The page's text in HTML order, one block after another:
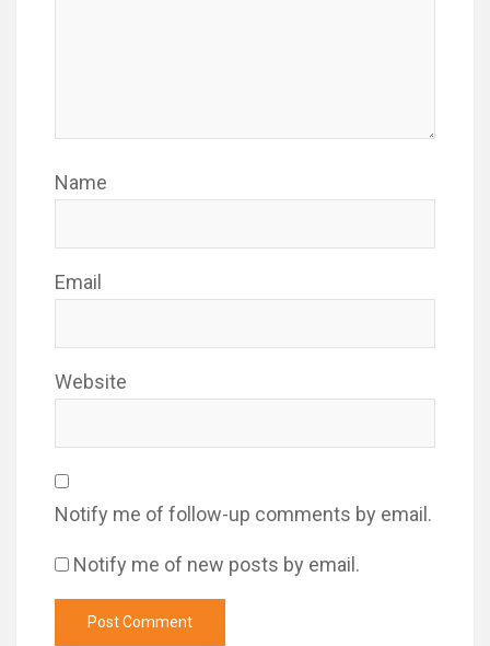
Name
Email
Website
Notify me of follow-up comments by email.
Notify me of new posts by email.